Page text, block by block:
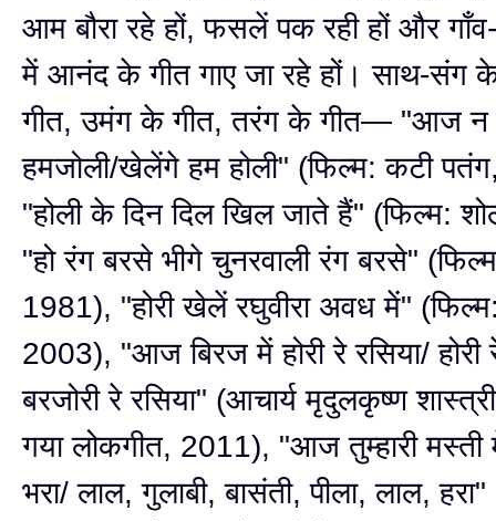
आम बौरा रहे हों, फसलें पक रही हों और
में आनंद के गीत गाए जा रहे हों। साथ-संग
गीत, उमंग के गीत, तरंग के गीत— "आज न
हमजोली/खेलेंगे हम होली" (फिल्म: कटी
"होली के दिन दिल खिल जाते हैं" (फिल्म:
"हो रंग बरसे भीगे चुनरवाली रंग बरसे"
1981), "होरी खेलें रघुवीरा अवध में"
2003), "आज बिरज में होरी रे रसिया/ होरी
बरजोरी रे रसिया" (आचार्य मृदुलकृष्ण शास्त्री
गया लोकगीत, 2011), "आज तुम्हारी मस्ती
भरा/ लाल, गुलाबी, बासंती, पीला, लाल,